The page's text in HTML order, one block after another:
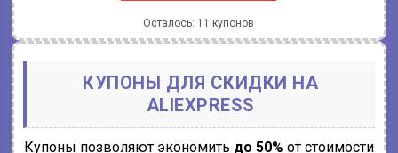
Осталось: 11 купонов
КУПОНЫ ДЛЯ СКИДКИ НА
ALIEXPRESS
Купоны позволяют экономить до 50% от стоимости